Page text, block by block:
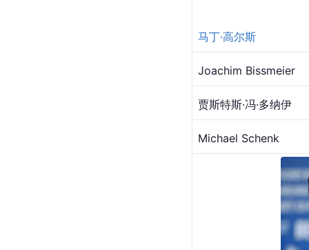
马丁·高尔斯
Joachim Bissmeier
贾斯特斯·冯·多纳伊
Michael Schenk